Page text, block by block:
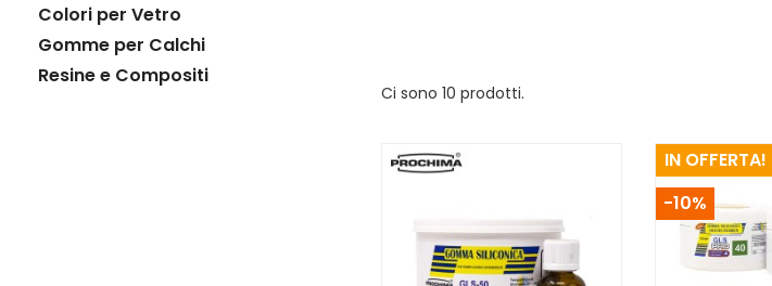
Colori per Vetro
Gomme per Calchi
Resine e Compositi
Ci sono 10 prodotti.
IN OFFERTA!
-10%